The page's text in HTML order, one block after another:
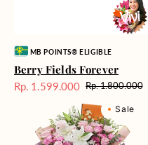
Vendor:MB POINTS® ELIGIBLE
Berry Fields Forever
Harga
Rp. 1.599.000 Harga
reguler
Rp. 1.800.000
Cascade
Sale